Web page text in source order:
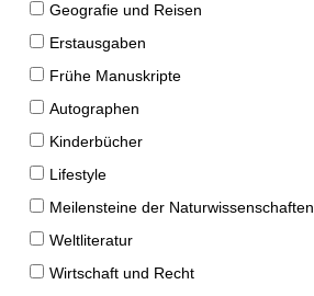
Geografie und Reisen
Erstausgaben
Frühe Manuskripte
Autographen
Kinderbücher
Lifestyle
Meilensteine der Naturwissenschaften
Weltliteratur
Wirtschaft und Recht